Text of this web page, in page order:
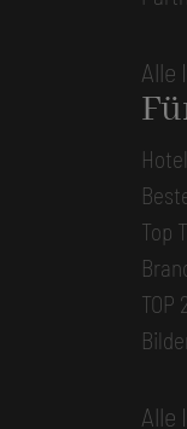
Alle
Top
TOP
Alle